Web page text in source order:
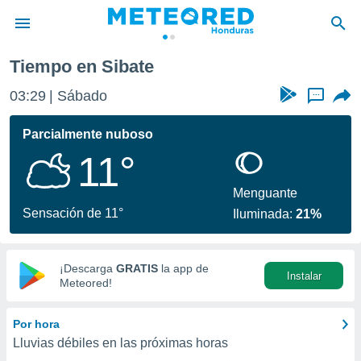
de
ha sido
que se
calidad.
a este
las
y
digital
basada
Tiempo en Sibate
03:29 Sábado ...
Parcialmente nuboso
11°
Sensación de 11°
Menguante
Iluminada:21%
¡Descarga GRATIS la app de
Meteored!
Instalar
Por hora
Lluvias débiles en las próximas horas